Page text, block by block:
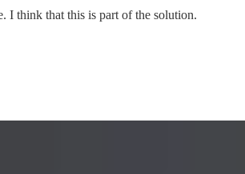
I think that this is part of the solution.